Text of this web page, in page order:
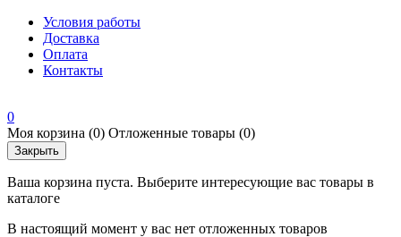
Условия работы
Доставка
Оплата
Контакты
0
Моя корзина (0) Отложенные товары (0)
Закрыть
Ваша корзина пуста. Выберите интересующие вас товары в
каталоге
В настоящий момент у вас нет отложенных товаров